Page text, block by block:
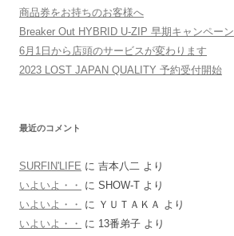
商品券をお持ちのお客様へ
Breaker Out HYBRID U-ZIP 早期キャンペーン
6月1日から店頭のサービスが変わります
2023 LOST JAPAN QUALITY 予約受付開始
最近のコメント
SURFIN'LIFE に 吉本八二 より
いよいよ・・
に SHOW-T より
いよいよ・・
に ＹＵＴＡＫＡ より
いよいよ・・
に 13番弟子 より